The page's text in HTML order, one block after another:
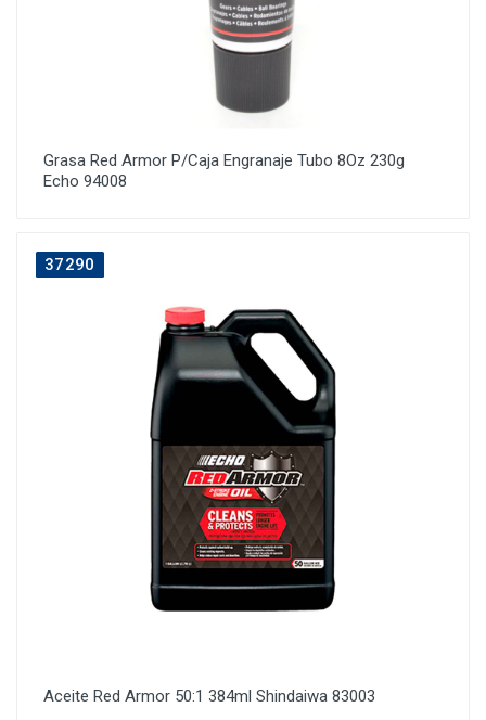
Grasa Red Armor P/Caja Engranaje Tubo 8Oz 230g
Echo 94008
37290
Aceite Red Armor 50:1 384ml Shindaiwa 83003